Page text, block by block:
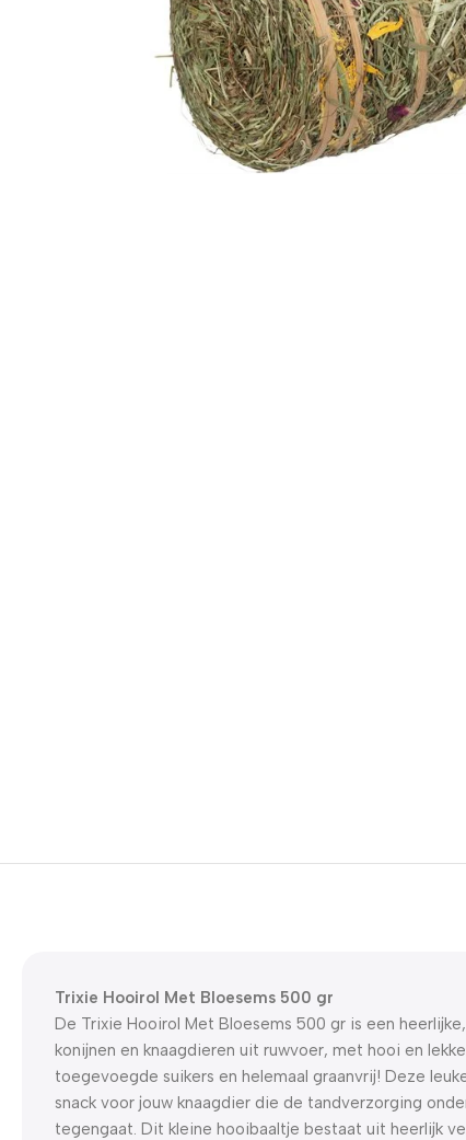
Trixie Hooirol Met Bloesems 500 gr
De Trixie Hooirol Met Bloesems 500 gr is een
konijnen en knaagdieren uit ruwvoer, met hooi en
toegevoegde suikers en helemaal graanvrij! Deze
snack voor jouw knaagdier die de tandverzorging
tegengaat. Dit kleine hooibaaltje bestaat uit heerlijk